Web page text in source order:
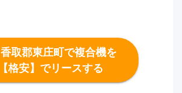
香取郡東庄町で複合機を
【格安】でリースする